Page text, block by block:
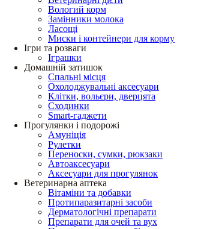
Вологий корм
Замінники молока
Ласощі
Миски і контейнери для корму
Ігри та розваги
Іграшки
Домашній затишок
Спальні місця
Охолоджувальні аксесуари
Клітки, вольєри, дверцята
Сходинки
Smart-гаджети
Прогулянки і подорожі
Амуніція
Рулетки
Переноски, сумки, рюкзаки
Автоаксесуари
Аксесуари для прогулянок
Ветеринарна аптека
Вітаміни та добавки
Протипаразитарні засоби
Дерматологічні препарати
Препарати для очей та вух